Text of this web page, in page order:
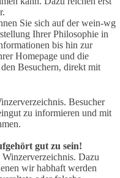
Sie sich auf der wein-wg
Ihrer Philosophie in
bis hin zur
Homepage und die
Besuchern, direkt mit
Besucher
zu informieren und mit
gut zu sein!
Dazu
wir habhaft werden